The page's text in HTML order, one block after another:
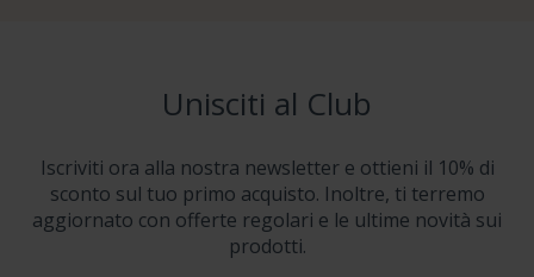
Unisciti al Club
Iscriviti ora alla nostra newsletter e ottieni il 10% di
sconto sul tuo primo acquisto. Inoltre, ti terremo
aggiornato con offerte regolari e le ultime novità sui
prodotti.